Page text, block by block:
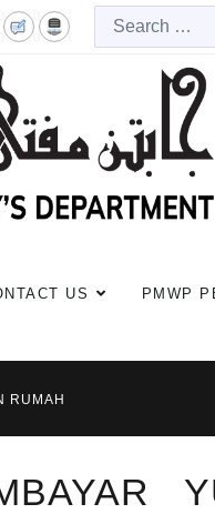
US PMWP
RUMAH